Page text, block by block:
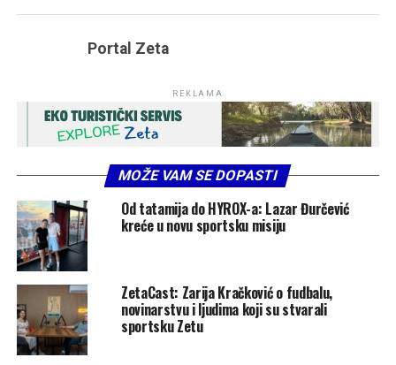
Portal Zeta
REKLAMA
MOŽE VAM SE DOPASTI
Od tatamija do HYROX-a: Lazar Đurčević
kreće u novu sportsku misiju
ZetaCast: Zarija Kračković o fudbalu,
novinarstvu i ljudima koji su stvarali
sportsku Zetu